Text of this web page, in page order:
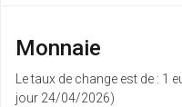
Monnaie
Le taux de change est de :
jour 24/04/2026)